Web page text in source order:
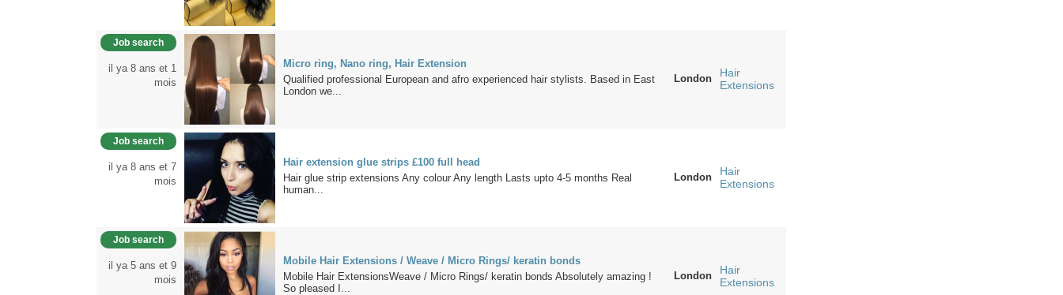
Job search
il ya 8 ans et 1
mois
Micro ring, Nano ring, Hair Extension
Qualified professional European and afro experienced hair stylists. Based in East
London we...
London
Hair
Extensions
Job search
il ya 8 ans et 7
mois
Hair extension glue strips £100 full head
Hair glue strip extensions Any colour Any length Lasts upto 4-5 months Real
human...
London
Hair
Extensions
Job search
il ya 5 ans et 9
mois
Mobile Hair Extensions / Weave / Micro Rings/ keratin bonds
Mobile Hair ExtensionsWeave / Micro Rings/ keratin bonds Absolutely amazing !
So pleased I...
London
Hair
Extensions